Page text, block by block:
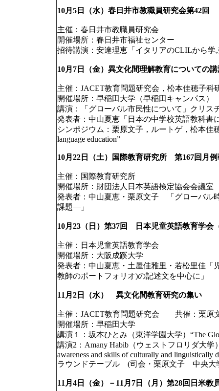
10月5日（水）春日井市教職員研究会第42回
主催：春日井市教職員研究会
開催場所：春日井市福祉センター
招待講演：安達理恵「イタリアのCLILから
10月7日（金）異文化間理解教育についての
主催：JACET教育問題研究会，松本佳穂子科
開催場所：早稲田大学（早稲田キャンパス）
講演：「グローバル市民性について」クリス
発表者：中山夏恵「日本の中学校英語教科書
シンポジウム：栗原文子，ルートゲ，松本佳
language education”
10月22日（土）国際教育研究所 第167回月
主催：国際教育研究所
開催場所：財団法人日本英語検定協会会議室
発表者：中山夏恵・栗原文子 「グローバル
課題―」
10月23（日）第37回 日本児童英語教育学会
主催：日本児童英語教育学会
開催場所：大阪成蹊大学
発表者：中山夏恵・土屋佳雅里・若松里佳「
教師のポートフォリオ)の記述文を中心に」
11月2日（水） 異文化間教育研究の集い
主催：JACET教育問題研究会 共催：栗原
開催場所：早稲田大学
講演１：坂本ひとみ（東洋学園大学）“The
講演2：Amany Habib（ウェストフロリダ大学）
awareness and skills of culturally and linguistically
ラウンドテーブル (司会・栗原文子 中央大
11月4日（金）－11月7日（月）第28回日米